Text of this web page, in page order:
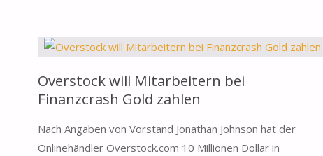
ZU
DIVERSIFIZIERUNG
GOLD"
Overstock will Mitarbeitern bei
Finanzcrash Gold zahlen
Nach Angaben von Vorstand Jonathan Johnson hat der
Onlinehändler Overstock.com 10 Millionen Dollar in